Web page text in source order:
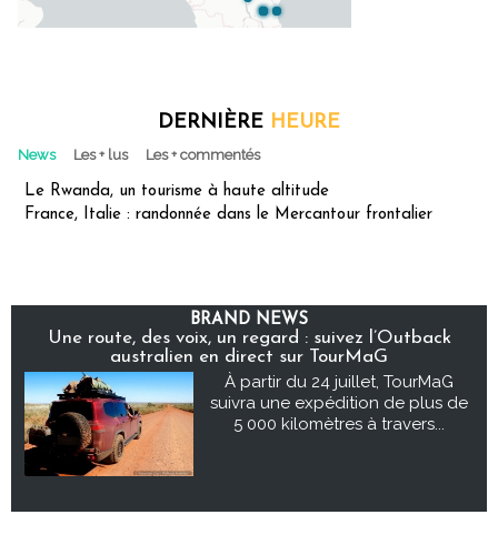
DERNIÈRE HEURE
News Les + lus Les + commentés
Le Rwanda, un tourisme à haute altitude
France, Italie : randonnée dans le Mercantour frontalier
BRAND NEWS
Une route, des voix, un regard : suivez l’Outback
australien en direct sur TourMaG
À partir du 24 juillet, TourMaG
suivra une expédition de plus de
5 000 kilomètres à travers...